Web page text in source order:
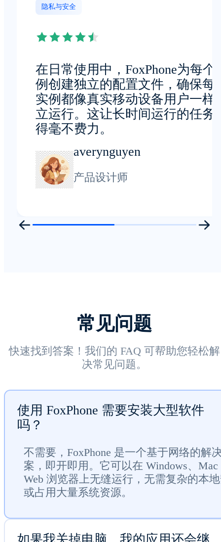
隐私与安全
在日常使用中，FoxPhone为每个
例创建独立的配置文件，确保每
实例都像真实移动设备用户一样
立运行。这让长时间运行的任务
得毫不费力。
averynguyen
产品设计师
常见问题
快速找到答案！我们的 FAQ 可帮助您轻松解
决常见问题。
使用 FoxPhone 需要安装大型软件
吗？
不需要，FoxPhone 是一个基于网络的解
案，即开即用。它可以在 Windows、Mac
Web 浏览器上无缝运行，无需复杂的本
或占用大量系统资源。